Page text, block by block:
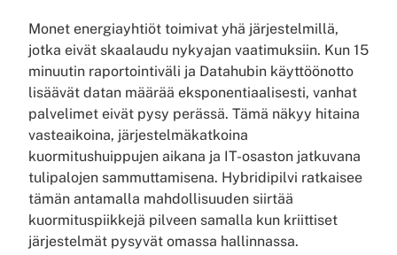
Monet energiayhtiöt toimivat yhä järjestelmillä,
jotka eivät skaalaudu nykyajan vaatimuksiin. Kun 15
minuutin raportointiväli ja Datahubin käyttöönotto
lisäävät datan määrää eksponentiaalisesti, vanhat
palvelimet eivät pysy perässä. Tämä näkyy hitaina
vasteaikoina, järjestelmäkatkoina
kuormitushuippujen aikana ja IT-osaston jatkuvana
tulipalojen sammuttamisena. Hybridipilvi ratkaisee
tämän antamalla mahdollisuuden siirtää
kuormituspiikkejä pilveen samalla kun kriittiset
järjestelmät pysyvät omassa hallinnassa.